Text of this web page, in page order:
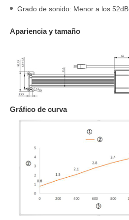
Grado de sonido: Menor a los 52dB
Apariencia y tamaño
Gráfico de curva